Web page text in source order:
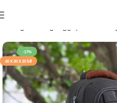
-17%
40 X 30 X 20 ᲡᲛ